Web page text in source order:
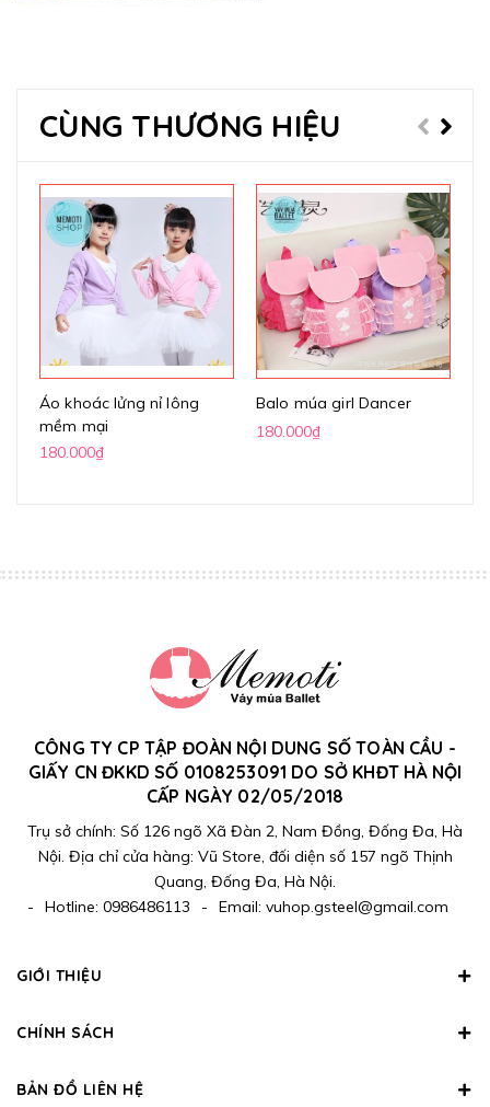
CÙNG THƯƠNG HIỆU
Áo khoác lửng nỉ lông
mềm mại
180.000₫
Balo múa girl Dancer
180.000₫
CÔNG TY CP TẬP ĐOÀN NỘI DUNG SỐ TOÀN CẦU -
GIẤY CN ĐKKD SỐ 0108253091 DO SỞ KHĐT HÀ NỘI
CẤP NGÀY 02/05/2018
Trụ sở chính: Số 126 ngõ Xã Đàn 2, Nam Đồng, Đống Đa, Hà
Nội. Địa chỉ cửa hàng: Vũ Store, đối diện số 157 ngõ Thịnh
Quang, Đống Đa, Hà Nội.
-
Hotline: 0986486113 - Email: vuhop.gsteel@gmail.com
GIỚI THIỆU
CHÍNH SÁCH
BẢN ĐỒ LIÊN HỆ